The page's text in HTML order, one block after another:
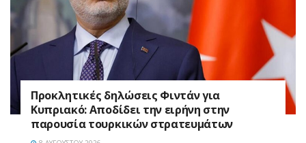
Προκλητικές δηλώσεις Φιντάν για
Κυπριακό: Αποδίδει την ειρήνη στην
παρουσία τουρκικών στρατευμάτων